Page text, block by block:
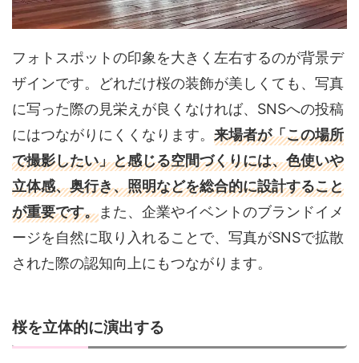
フォトスポットの印象を大きく左右するのが背景デ
ザインです。どれだけ桜の装飾が美しくても、写真
に写った際の見栄えが良くなければ、SNSへの投稿
にはつながりにくくなります。 来場者が「この場所
で撮影したい」と感じる空間づくりには、色使いや
立体感、奥行き、照明などを総合的に設計すること
が重要です。また、企業やイベントのブランドイメ
ージを自然に取り入れることで、写真がSNSで拡散
された際の認知向上にもつながります。
桜を立体的に演出する